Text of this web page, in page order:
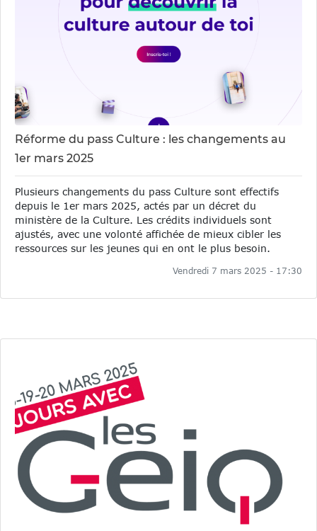
Réforme du pass Culture : les changements au
1er mars 2025
Plusieurs changements du pass Culture sont effectifs
depuis le 1er mars 2025, actés par un décret du
ministère de la Culture. Les crédits individuels sont
ajustés, avec une volonté affichée de mieux cibler les
ressources sur les jeunes qui en ont le plus besoin.
Vendredi 7 mars 2025 - 17:30